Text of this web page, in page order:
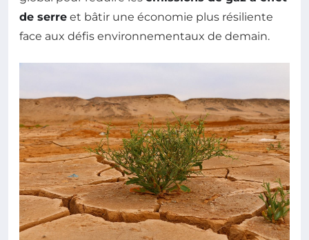
de serre et bâtir une économie plus résiliente
face aux défis environnementaux de demain.